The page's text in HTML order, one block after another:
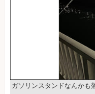
ガソリンスタンドなんかも